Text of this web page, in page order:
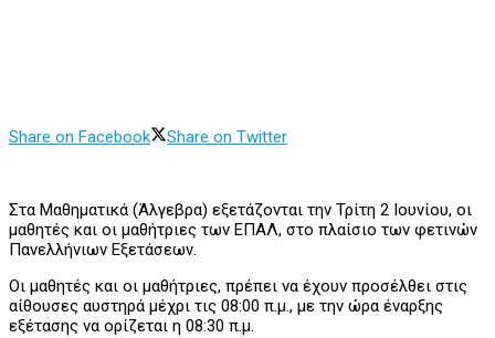
Share on Facebook Share on Twitter
Στα Μαθηματικά (Άλγεβρα) εξετάζονται την Τρίτη 2 Ιουνίου, οι
μαθητές και οι μαθήτριες των ΕΠΑΛ, στο πλαίσιο των φετινών
Πανελλήνιων Εξετάσεων.
Οι μαθητές και οι μαθήτριες, πρέπει να έχουν προσέλθει στις
αίθουσες αυστηρά μέχρι τις 08:00 π.μ., με την ώρα έναρξης
εξέτασης να ορίζεται η 08:30 π.μ.